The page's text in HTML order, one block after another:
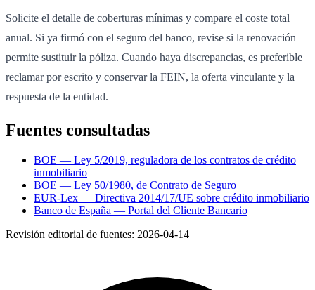
Solicite el detalle de coberturas mínimas y compare el coste total
anual. Si ya firmó con el seguro del banco, revise si la renovación
permite sustituir la póliza. Cuando haya discrepancias, es preferible
reclamar por escrito y conservar la FEIN, la oferta vinculante y la
respuesta de la entidad.
Fuentes consultadas
BOE — Ley 5/2019, reguladora de los contratos de crédito
inmobiliario
BOE — Ley 50/1980, de Contrato de Seguro
EUR-Lex — Directiva 2014/17/UE sobre crédito inmobiliario
Banco de España — Portal del Cliente Bancario
Revisión editorial de fuentes: 2026-04-14